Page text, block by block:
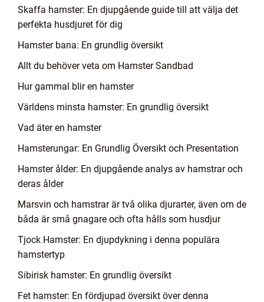
Skaffa hamster: En djupgående guide till att välja det
perfekta husdjuret för dig
Hamster bana: En grundlig översikt
Allt du behöver veta om Hamster Sandbad
Hur gammal blir en hamster
Världens minsta hamster: En grundlig översikt
Vad äter en hamster
Hamsterungar: En Grundlig Översikt och Presentation
Hamster ålder: En djupgående analys av hamstrar och
deras ålder
Marsvin och hamstrar är två olika djurarter, även om de
båda är små gnagare och ofta hålls som husdjur
Tjock Hamster: En djupdykning i denna populära
hamstertyp
Sibirisk hamster: En grundlig översikt
Fet hamster: En fördjupad översikt över denna